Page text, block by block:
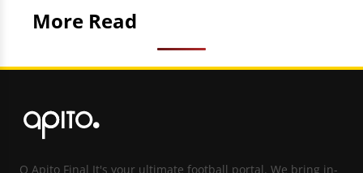
More Read
O Apito Final It's your ultimate football portal. We bring in-